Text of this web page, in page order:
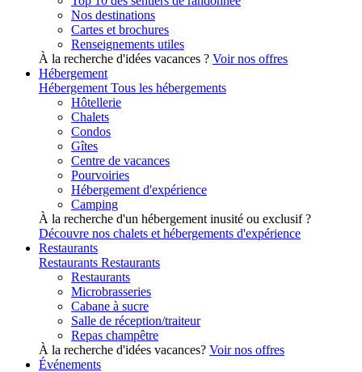
Nos destinations
Cartes et brochures
Renseignements utiles
À la recherche d'idées vacances ? Voir nos offres
Hébergement
Hébergement Tous les hébergements
Hôtellerie
Chalets
Condos
Gîtes
Centre de vacances
Pourvoiries
Hébergement d'expérience
Camping
À la recherche d'un hébergement inusité ou exclusif ?
Découvre nos chalets et hébergements d'expérience
Restaurants
Restaurants Restaurants
Restaurants
Microbrasseries
Cabane à sucre
Salle de réception/traiteur
Repas champêtre
À la recherche d'idées vacances? Voir nos offres
Événements